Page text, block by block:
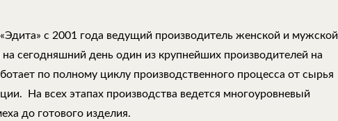
с 2001 года ведущий производитель женской и мужской
сегодняшний день один из крупнейших производителей на
по полному циклу производственного процесса от сырья
На всех этапах производства ведется многоуровневый
до готового изделия.